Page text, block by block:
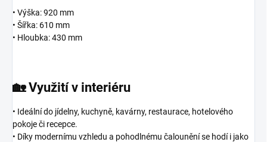
• Výška: 920 mm
• Šířka: 610 mm
• Hloubka: 430 mm
🏡 Využití v interiéru
• Ideální do jídelny, kuchyně, kavárny, restaurace, hotelového
pokoje či recepce.
• Díky modernímu vzhledu a pohodlnému čalounění se hodí i jako